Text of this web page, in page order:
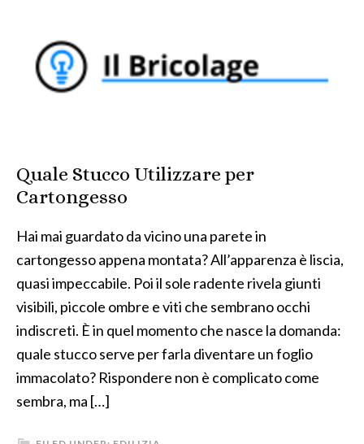
Quale Stucco Utilizzare per
Cartongesso
Hai mai guardato da vicino una parete in
cartongesso appena montata? All’apparenza è liscia,
quasi impeccabile. Poi il sole radente rivela giunti
visibili, piccole ombre e viti che sembrano occhi
indiscreti. È in quel momento che nasce la domanda:
quale stucco serve per farla diventare un foglio
immacolato? Rispondere non è complicato come
sembra, ma […]